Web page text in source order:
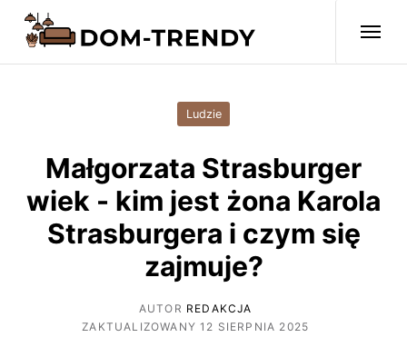
Ludzie
Małgorzata Strasburger
wiek - kim jest żona Karola
Strasburgera i czym się
zajmuje?
AUTOR REDAKCJA
ZAKTUALIZOWANY 12 SIERPNIA 2025